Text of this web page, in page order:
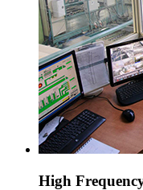
High